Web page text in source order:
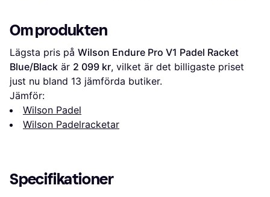
Om produkten
Lägsta pris på Wilson Endure Pro V1 Padel Racket
Blue/Black är 2 099 kr, vilket är det billigaste priset
just nu bland 13 jämförda butiker.
Jämför:
Wilson Padel
Wilson Padelracketar
Specifikationer